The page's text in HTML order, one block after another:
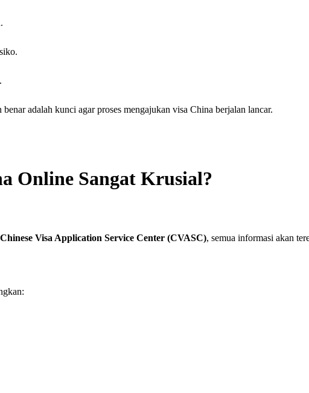
adalah kunci agar proses mengajukan visa China berjalan lancar.
Online Sangat Krusial?
Chinese Visa Application Service Center (CVASC), semua informasi akan